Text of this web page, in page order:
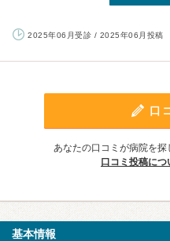
2025年06月受診 / 2025年06月投稿
口
あなたの口コミが病院を探
口コミ投稿に
基本情報